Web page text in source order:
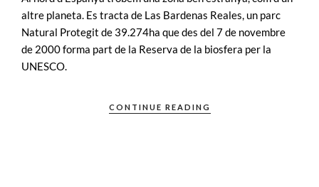
altre planeta. Es tracta de Las Bardenas Reales, un parc
Natural Protegit de 39.274ha que des del 7 de novembre
de 2000 forma part de la Reserva de la biosfera per la
UNESCO.
CONTINUE READING